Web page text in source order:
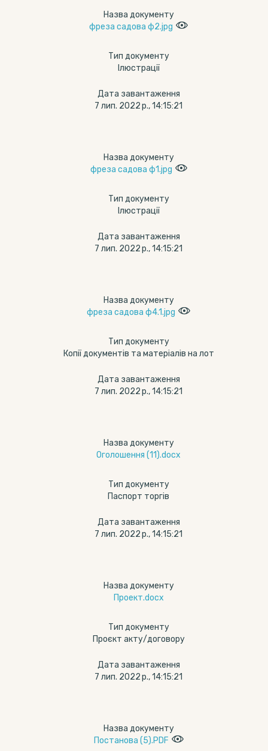
Назва документу
фреза садова ф2.jpg
Тип документу
Ілюстрації
Дата завантаження
7 лип. 2022 р., 14:15:21
Назва документу
фреза садова ф1.jpg
Тип документу
Ілюстрації
Дата завантаження
7 лип. 2022 р., 14:15:21
Назва документу
фреза садова ф4.1.jpg
Тип документу
Копії документів та матеріалів на лот
Дата завантаження
7 лип. 2022 р., 14:15:21
Назва документу
Оголошення (11).docx
Тип документу
Паспорт торгів
Дата завантаження
7 лип. 2022 р., 14:15:21
Назва документу
Проект.docx
Тип документу
Проєкт акту/договору
Дата завантаження
7 лип. 2022 р., 14:15:21
Назва документу
Постанова (5).PDF